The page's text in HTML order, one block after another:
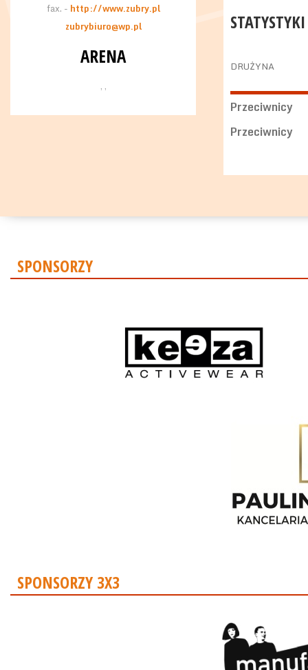
fax. - http://www.zubry.pl
zubrybiuro@wp.pl
ARENA
, ,
DRUŻYNA
Przeciwnicy
Przeciwnicy
SPONSORZY
SPONSORZY 3X3